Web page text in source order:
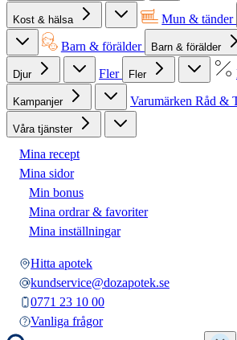
Kost & hälsa Mun & tänder
Barn & förälder Barn & förälder
Djur Fler Fler
Kampanjer Varumärken Råd &
Våra tjänster
Mina recept
Mina sidor
Min bonus
Mina ordrar & favoriter
Mina inställningar
Hitta apotek
kundservice@dozapotek.se
0771 23 10 00
Vanliga frågor